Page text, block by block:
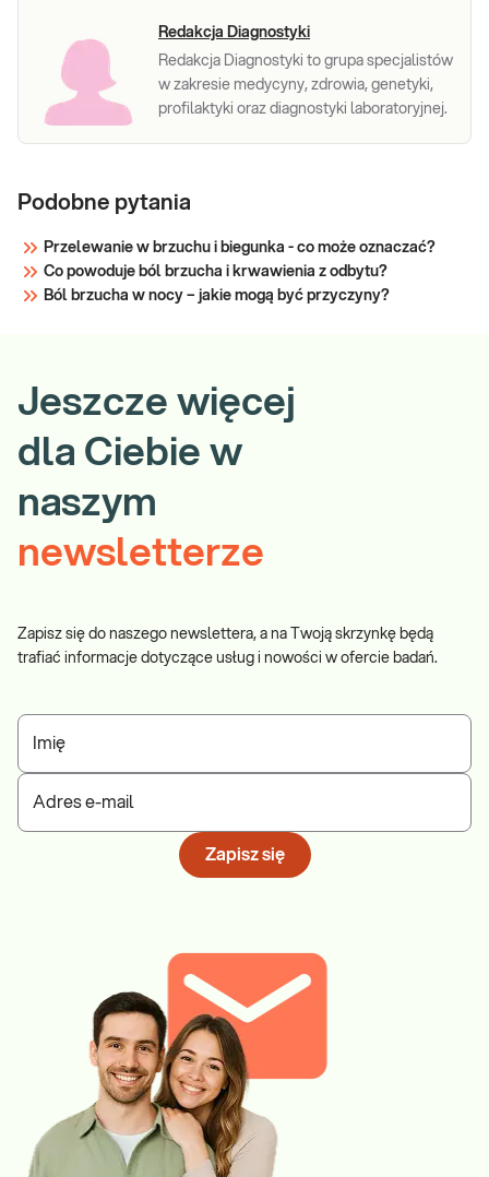
Redakcja Diagnostyki
Redakcja Diagnostyki to grupa specjalistów
w zakresie medycyny, zdrowia, genetyki,
profilaktyki oraz diagnostyki laboratoryjnej.
Podobne pytania
Przelewanie w brzuchu i biegunka - co może oznaczać?
Co powoduje ból brzucha i krwawienia z odbytu?
Ból brzucha w nocy – jakie mogą być przyczyny?
Jeszcze więcej
dla Ciebie w
naszym
newsletterze
Zapisz się do naszego newslettera, a na Twoją skrzynkę będą
trafiać informacje dotyczące usług i nowości w ofercie badań.
Imię
Adres e-mail
Zapisz się